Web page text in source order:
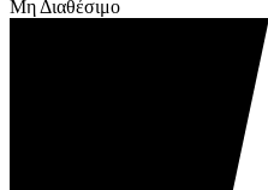
Μη Διαθέσιμο